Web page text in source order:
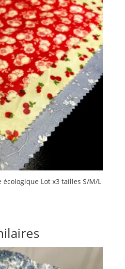
écologique Lot x3 tailles S/M/L